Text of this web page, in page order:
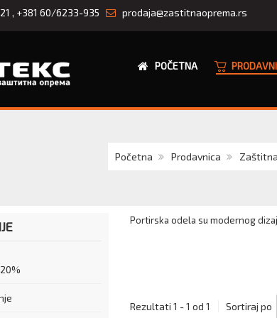
, +381 60/6233-935 prodaja@zastitnaoprema.rs
POČETNA
Početna Prodavnica
Portirska odela su modernog
Rezultati 1 - 1 od 1 Sortiraj po